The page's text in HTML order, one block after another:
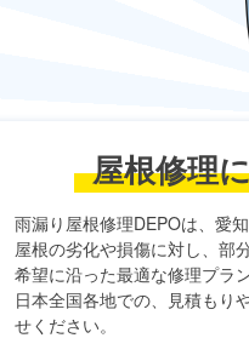
屋根修理
雨漏り屋根修理DEPOは、愛
屋根の劣化や損傷に対し、部
希望に沿った最適な修理プラ
日本全国各地での、見積もり
せください。